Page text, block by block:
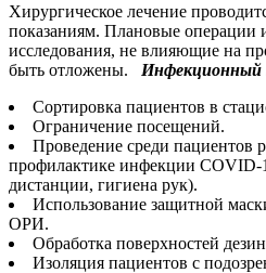
Хирургическое лечение
показаниям. Плановые операции
исследования, не влияющие на
быть отложены. Инфекционный
Сортировка пациентов в
Ограничение посещений.
Проведение среди пациентов
профилактике инфекции COVID-
дистанции, гигиена рук).
Использование защитной
ОРИ.
Обработка поверхностей
Изоляция пациентов с